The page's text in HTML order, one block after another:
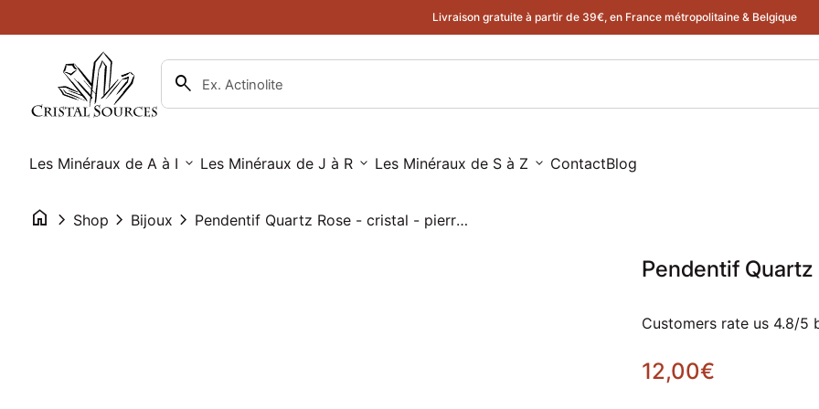
Prix normal
12,00€
Livraison gratuite à partir de 39€, en France métropolitaine & Belgique
Accueil
CompteVoir mon panier
shopping_cart
Accueil
Recherche"
search
Les Minéraux de A à I expand_more Les Minéraux de J à R expand_more Les Minéraux de S à Z expand_more ContactBlog
home chevron_right Shop chevron_right Bijoux chevron_right
Pendentif Quartz Rose - cristal - pierre percée
Pendentif
Customers rate us 4.8/5
Prix normal
12,00€